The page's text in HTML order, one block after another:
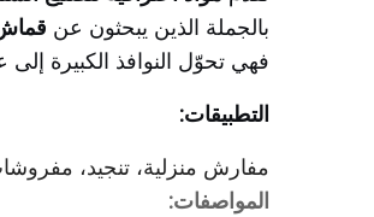
بالجملة الذين يبحثون عن
فهي تحوّل النوافذ الكبيرة
التطبيقات:
مفارش منزلية، تنجيد،
المواصفات: